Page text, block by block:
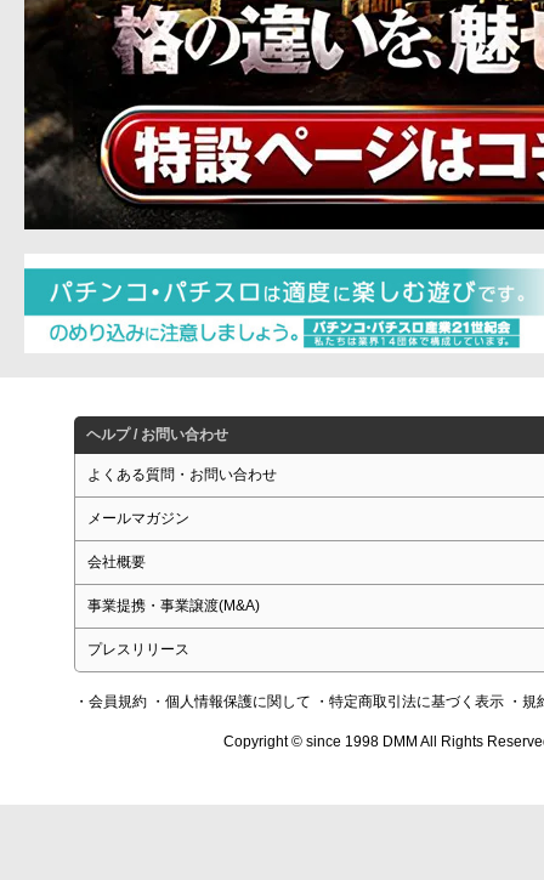
ヘルプ / お問い合わせ
よくある質問・お問い合わせ
メールマガジン
会社概要
事業提携・事業譲渡(M&A)
プレスリリース
・会員規約 ・個人情報保護に関して ・特定商取引法に基づく表示 ・規
Copyright © since 1998 DMM All Rights